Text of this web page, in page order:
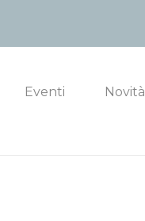
Eventi Novità